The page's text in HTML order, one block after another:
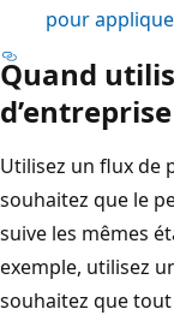
pour
Quand
d’entreprise
Utilisez un flux de
souhaitez que le
suive les mêmes
exemple, utilisez
souhaitez que